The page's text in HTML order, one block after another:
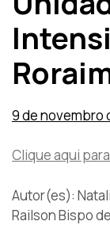
9 de novembro
Clique aqui
Autor(es):
Railson Bispo